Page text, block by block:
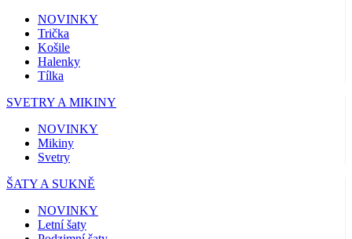
NOVINKY
Trička
Košile
Halenky
Tílka
SVETRY A MIKINY
NOVINKY
Mikiny
Svetry
ŠATY A SUKNĚ
NOVINKY
Letní šaty